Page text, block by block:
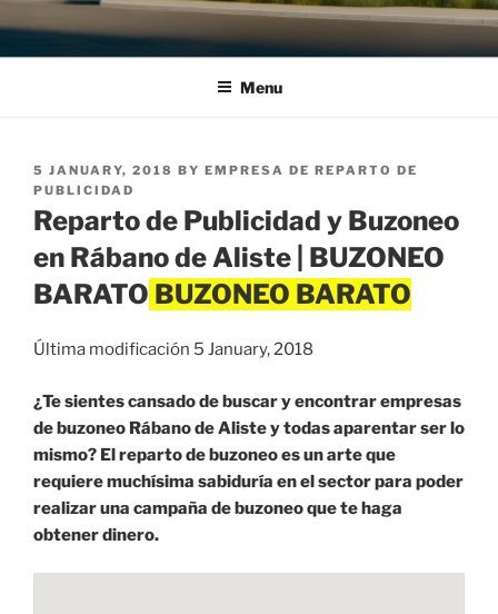
Menu
POSTED
ON
5 JANUARY, 2018 BY EMPRESA DE REPARTO DE
PUBLICIDAD
Reparto de Publicidad y Buzoneo
en Rábano de Aliste | BUZONEO
BARATO
Última modificación 5 January, 2018
¿Te sientes cansado de buscar y encontrar empresas
de buzoneo Rábano de Aliste y todas aparentar ser lo
mismo? El reparto de buzoneo es un arte que
requiere muchísima sabiduría en el sector para poder
realizar una campaña de buzoneo que te haga
obtener dinero.